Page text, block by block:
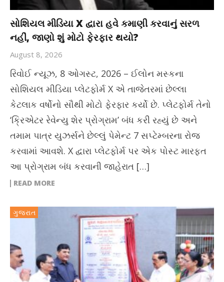
સોશિયલ મીડિયા X દ્વારા હવે કમાણી કરવાનું સરળ
નહીં, જાણો શું મોટો ફેરફાર થયો?
August 8, 2026
રિવોઈ ન્યૂઝ, 8 ઓગસ્ટ, 2026 – ઈલોન મસ્કના
સોશિયલ મીડિયા પ્લેટફોર્મ X એ તાજેતરમાં છેલ્લા
કેટલાક વર્ષોનો સૌથી મોટો ફેરફાર કર્યો છે. પ્લેટફોર્મ તેનો
‘ક્રિએટર રેવેન્યુ શેર પ્રોગ્રામ’ બંધ કરી રહ્યું છે અને
તમામ પાત્ર યુઝર્સને છેલ્લું પેમેન્ટ 7 સપ્ટેમ્બરના રોજ
કરવામાં આવશે. X દ્વારા પ્લેટફોર્મ પર એક પોસ્ટ મારફત
આ પ્રોગ્રામ બંધ કરવાની જાહેરાત […]
READ MORE
ગુજરાત